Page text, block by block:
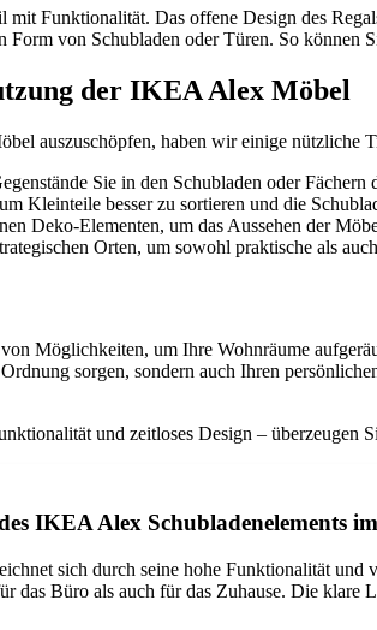
Funktionalität. Das offene Design des
Form von Schubladen oder Türen. So
der IKEA Alex Möbel
auszuschöpfen, haben wir einige nützliche
Sie in den Schubladen oder
Kleinteile besser zu sortieren und die
Deko-Elementen, um das Aussehen der
Orten, um sowohl praktische als
Möglichkeiten, um Ihre Wohnräume
sorgen, sondern auch Ihren
und zeitloses Design – überzeugen
IKEA Alex Schubladenelements
sich durch seine hohe Funktionalität und
das Büro als auch für das Zuhause. Die